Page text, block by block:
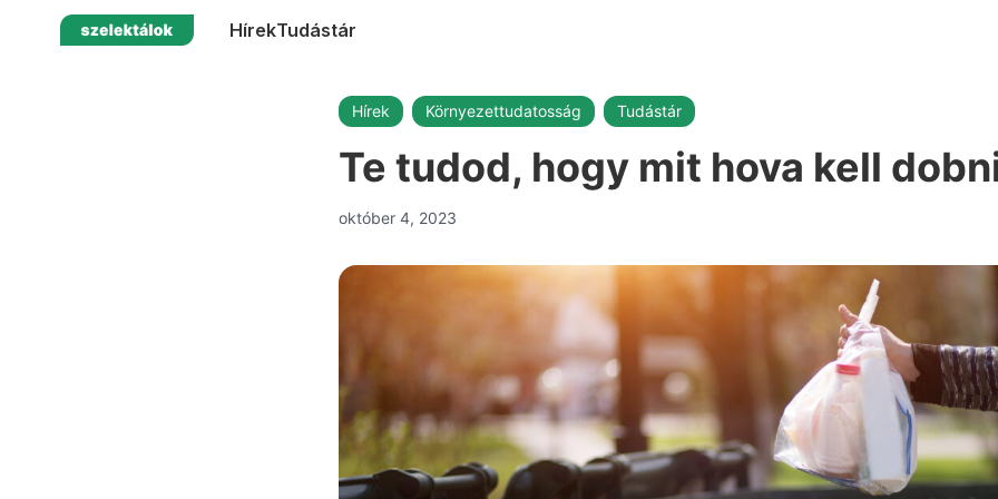
HírekTudástár
Hírek Környezettudatosság Tudástár
Te tudod, hogy mit hova kell
október 4, 2023